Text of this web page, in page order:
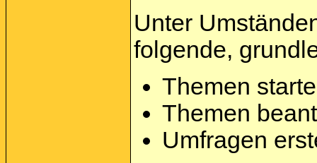
Unter
folgende,
Themen
Themen
Umfragen